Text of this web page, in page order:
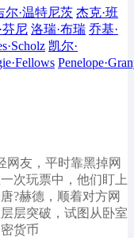
尔·温特尼茨 杰克·班
芬尼 洛瑞·布瑞 乔基·
凯尔·
网友，平时靠黑掉网
次玩票中，他们盯上
?赫德，顺着对方网
层突破，试图从卧室
货币